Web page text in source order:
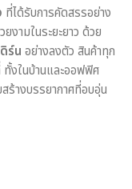
ที่ได้รับการคัดสรรอย่าง
งามในระยะยาว ด้วย
ร์น อย่างลงตัว สินค้าทุก
ทั้งในบ้านและออฟฟิศ
ร้างบรรยากาศที่อบอุ่น